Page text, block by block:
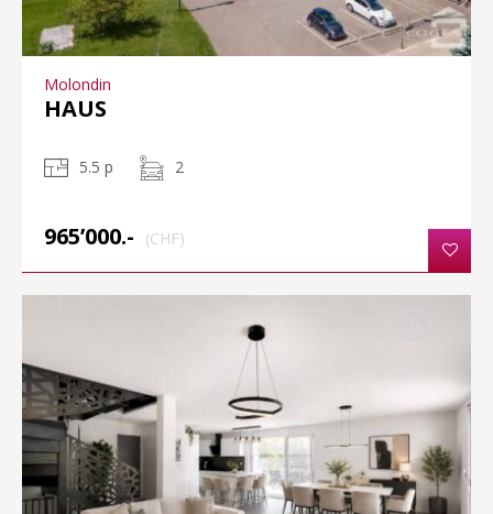
Molondin
HAUS
5.5 p 2
965’000.- (CHF)